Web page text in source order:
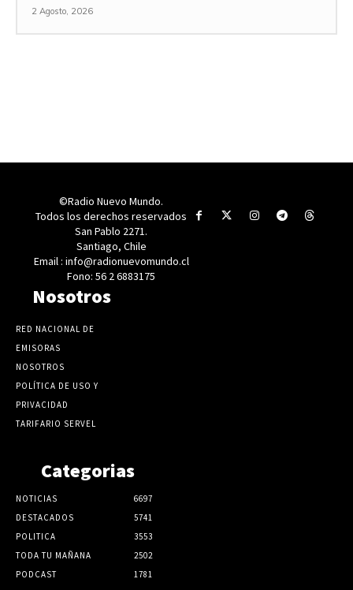
2 Agosto, 2026
©Radio Nuevo Mundo.
Todos los derechos reservados
San Pablo 2271.
Santiago, Chile
Email : info@radionuevomundo.cl
Fono: 56 2 6883175
Nosotros
RED NACIONAL DE
EMISORAS
NOSOTROS
POLÍTICA DE USO Y
PRIVACIDAD
TARIFARIO SERVEL
Categorias
NOTICIAS
6697
DESTACADOS
5741
POLITICA
3553
TODA TU MAÑANA
2502
PODCAST
1781